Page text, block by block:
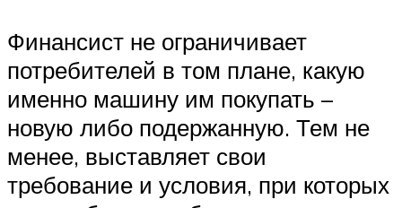
Финансист не ограничивает
потребителей в том плане, какую
именно машину им покупать –
новую либо подержанную. Тем не
менее, выставляет свои
требование и условия, при которых